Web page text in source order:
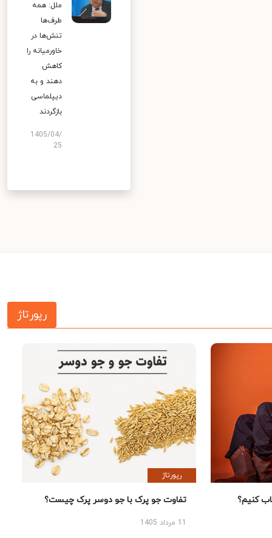
ملل: همه
طرف‌ها
تنش‌ها در
خاورمیانه را
کاهش
دهند و به
دیپلماسی
بازگردند
1405/04/
25
رپورتاژ
کنیم؟
رپورتاژ
تفاوت جو پرک با جو دوسر پرک چیست؟